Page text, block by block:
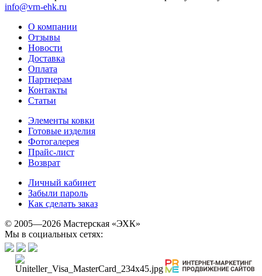
info@vrn-ehk.ru
О компании
Отзывы
Новости
Доставка
Оплата
Партнерам
Контакты
Статьи
Элементы ковки
Готовые изделия
Фотогалерея
Прайс-лист
Возврат
Личный кабинет
Забыли пароль
Как сделать заказ
© 2005—2026 Мастерская «ЭХК»
Мы в социальных сетях: